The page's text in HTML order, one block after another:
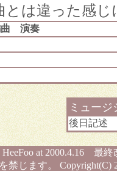
とは違った感
演奏
ミュー
後日記述
HeeFoo at 2000.4.16 最終
禁じます。 Copyright(C)